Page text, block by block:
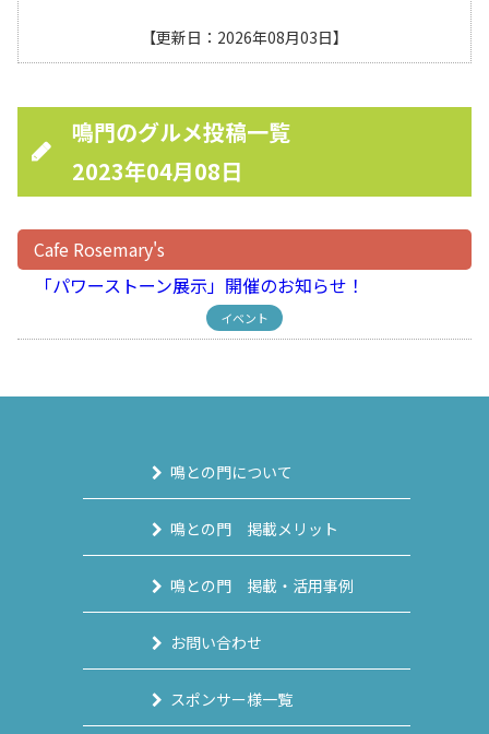
【更新日：2026年08月03日】
鳴門のグルメ投稿一覧
2023年04月08日
Cafe Rosemary's
「パワーストーン展示」開催のお知らせ！
イベント
鳴との門について
鳴との門 掲載メリット
鳴との門 掲載・活用事例
お問い合わせ
スポンサー様一覧